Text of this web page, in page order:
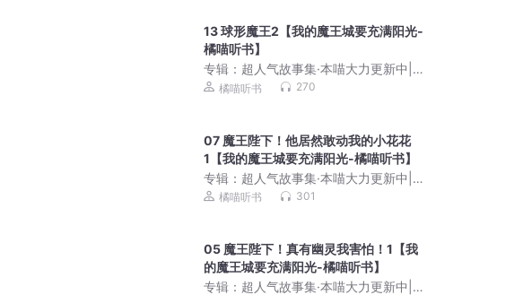
13 球形魔王2【我的魔王城要充满阳光-
橘喵听书】
专辑： 超人气故事集·本喵大力更新中|奇
幻橘喵故事
橘喵听书 270
07 魔王陛下！他居然敢动我的小花花
1【我的魔王城要充满阳光-橘喵听书】
专辑： 超人气故事集·本喵大力更新中|奇
幻橘喵故事
橘喵听书 301
05 魔王陛下！真有幽灵我害怕！1【我
的魔王城要充满阳光-橘喵听书】
专辑： 超人气故事集·本喵大力更新中|奇